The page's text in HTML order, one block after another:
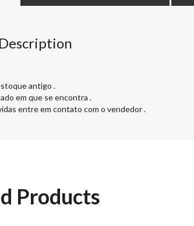
antigo .
em que se encontra .
entre em contato com o vendedor .
Products